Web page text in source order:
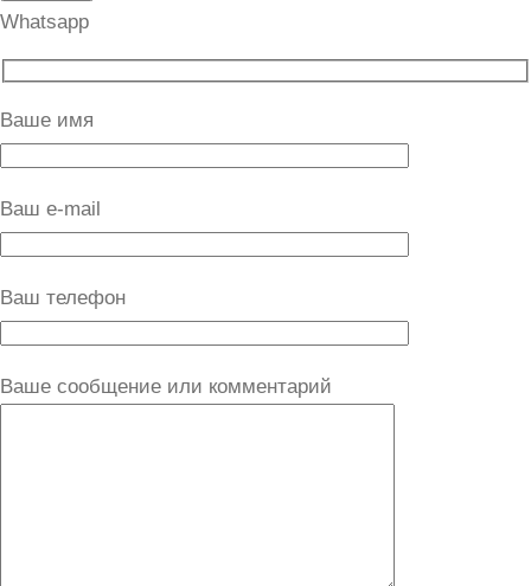
Whatsapp
Ваше имя
Ваш e-mail
Ваш телефон
Ваше сообщение или комментарий